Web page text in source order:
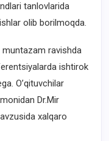
tanlovlarida
olib borilmoqda.
ravishda
ishtirok
O’qituvchilar
Dr.Mir
xalqaro